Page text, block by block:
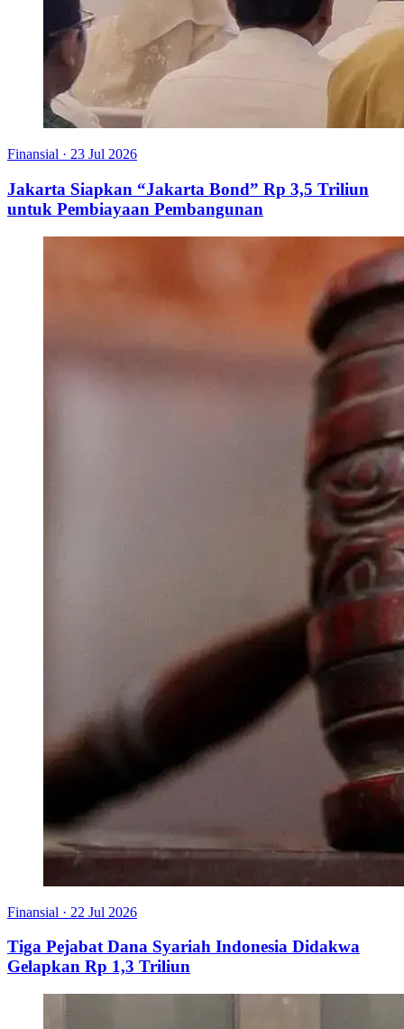
Finansial · 23 Jul 2026
Jakarta Siapkan “Jakarta Bond” Rp 3,5 Triliun
untuk Pembiayaan Pembangunan
Finansial · 22 Jul 2026
Tiga Pejabat Dana Syariah Indonesia Didakwa
Gelapkan Rp 1,3 Triliun